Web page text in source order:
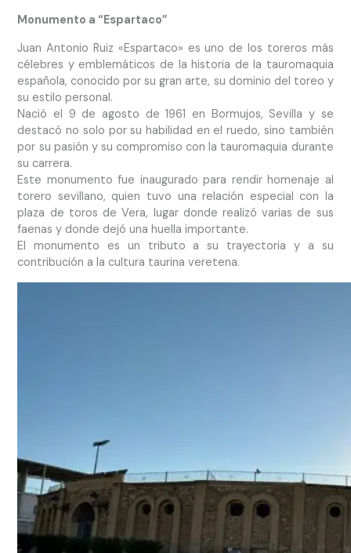
Monumento a “Espartaco”
Juan Antonio Ruiz «Espartaco» es uno de los toreros más
célebres y emblemáticos de la historia de la tauromaquia
española, conocido por su gran arte, su dominio del toreo y
su estilo personal.
Nació el 9 de agosto de 1961 en Bormujos, Sevilla y se
destacó no solo por su habilidad en el ruedo, sino también
por su pasión y su compromiso con la tauromaquia durante
su carrera.
Este monumento fue inaugurado para rendir homenaje al
torero sevillano, quien tuvo una relación especial con la
plaza de toros de Vera, lugar donde realizó varias de sus
faenas y donde dejó una huella importante.
El monumento es un tributo a su trayectoria y a su
contribución a la cultura taurina veretena.